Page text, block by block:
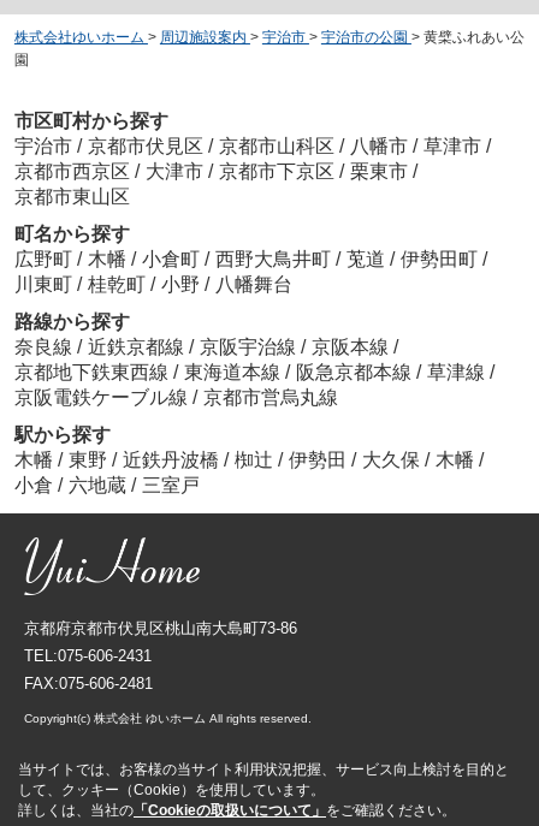
株式会社ゆいホーム > 周辺施設案内 > 宇治市 > 宇治市の公園 > 黄檗ふれあい公
園
市区町村から探す
宇治市 / 京都市伏見区 / 京都市山科区 / 八幡市 / 草津市 /
京都市西京区 / 大津市 / 京都市下京区 / 栗東市 /
京都市東山区
町名から探す
広野町 / 木幡 / 小倉町 / 西野大鳥井町 / 莵道 / 伊勢田町 /
川東町 / 桂乾町 / 小野 / 八幡舞台
路線から探す
奈良線 / 近鉄京都線 / 京阪宇治線 / 京阪本線 /
京都地下鉄東西線 / 東海道本線 / 阪急京都本線 / 草津線 /
京阪電鉄ケーブル線 / 京都市営烏丸線
駅から探す
木幡 / 東野 / 近鉄丹波橋 / 椥辻 / 伊勢田 / 大久保 / 木幡 /
小倉 / 六地蔵 / 三室戸
京都府京都市伏見区桃山南大島町73-86
TEL:075-606-2431
FAX:075-606-2481
Copyright(c) 株式会社 ゆいホーム All rights reserved.
当サイトでは、お客様の当サイト利用状況把握、サービス向上検討を目的と
して、クッキー（Cookie）を使用しています。
詳しくは、当社の 「Cookieの取扱いについて」 をご確認ください。